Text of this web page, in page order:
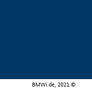
BMWi.de, 2021 ©